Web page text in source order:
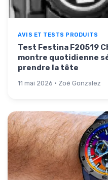
AVIS ET TESTS PRODUITS
Test Festina F20519
montre quotidienne
prendre la tête
11 mai 2026 · Zoé Gonzalez